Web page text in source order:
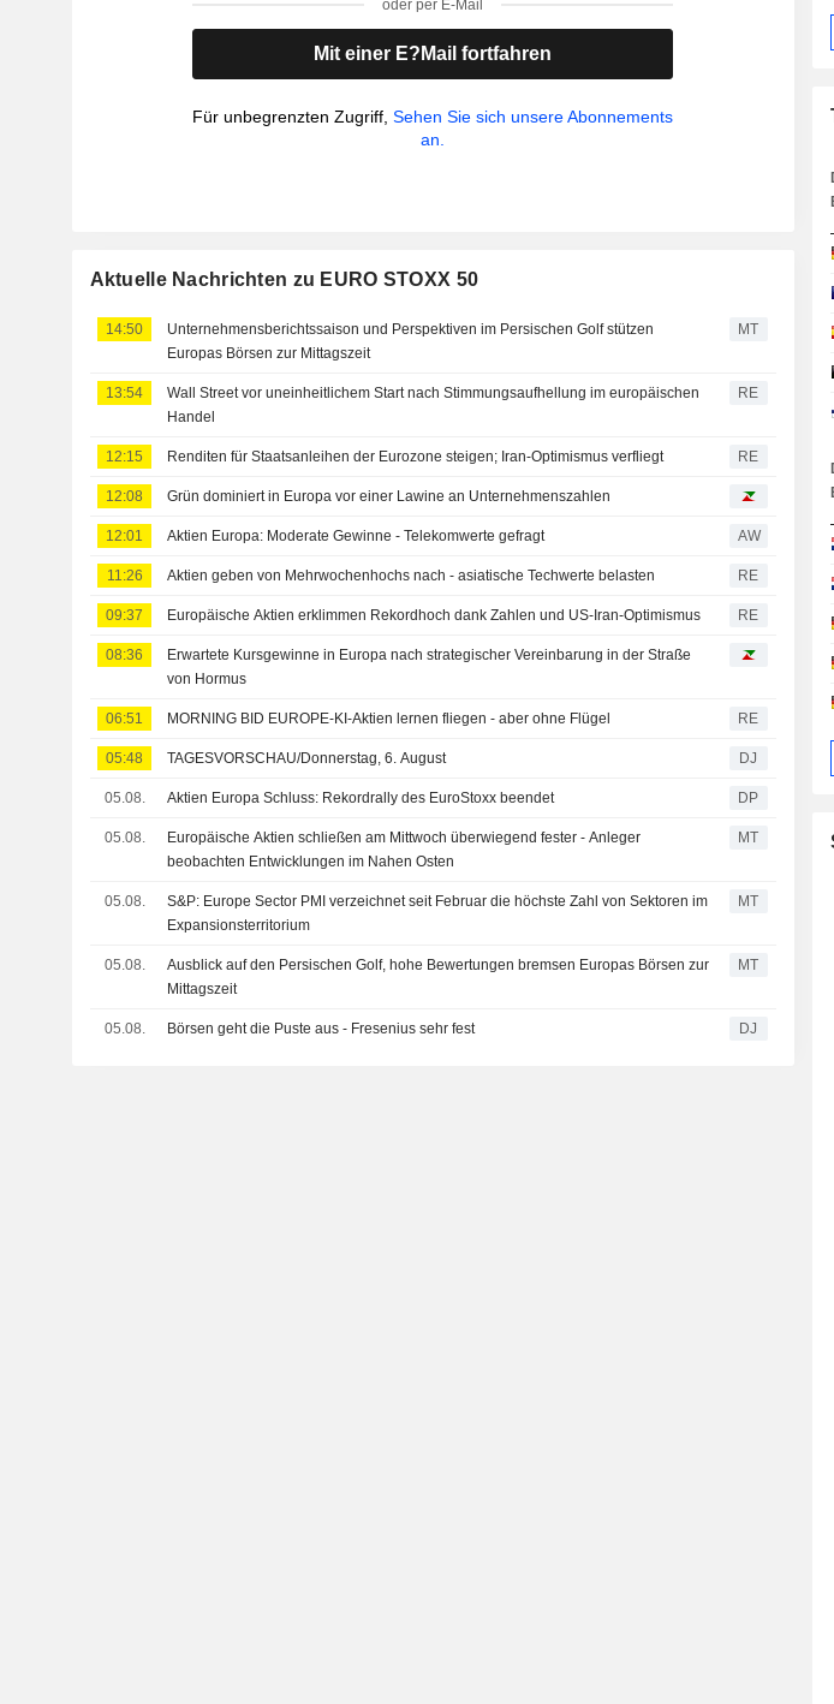
oder per E-Mail
Mit einer E?Mail fortfahren
Für unbegrenzten Zugriff,Sehen Sie sich unsere Abonnements
an.
Aktuelle Nachrichten zu EURO STOXX 50
14:50
Unternehmensberichtssaison und Perspektiven im Persischen Golf stützen
Europas Börsen zur Mittagszeit
MT
13:54
Wall Street vor uneinheitlichem Start nach Stimmungsaufhellung im europäischen
Handel
RE
12:15 Renditen für Staatsanleihen der Eurozone steigen; Iran-Optimismus verfliegt RE
12:08 Grün dominiert in Europa vor einer Lawine an Unternehmenszahlen
12:01 Aktien Europa: Moderate Gewinne - Telekomwerte gefragt AW
11:26 Aktien geben von Mehrwochenhochs nach - asiatische Techwerte belasten RE
09:37 Europäische Aktien erklimmen Rekordhoch dank Zahlen und US-Iran-Optimismus RE
08:36
Erwartete Kursgewinne in Europa nach strategischer Vereinbarung in der Straße
von Hormus
06:51 MORNING BID EUROPE-KI-Aktien lernen fliegen - aber ohne Flügel RE
05:48 TAGESVORSCHAU/Donnerstag, 6. August DJ
05.08. Aktien Europa Schluss: Rekordrally des EuroStoxx beendet DP
05.08.
Europäische Aktien schließen am Mittwoch überwiegend fester - Anleger
beobachten Entwicklungen im Nahen Osten
MT
05.08.
S&P: Europe Sector PMI verzeichnet seit Februar die höchste Zahl von Sektoren im
Expansionsterritorium
MT
05.08.
Ausblick auf den Persischen Golf, hohe Bewertungen bremsen Europas Börsen zur
Mittagszeit
MT
05.08. Börsen geht die Puste aus - Fresenius sehr fest DJ